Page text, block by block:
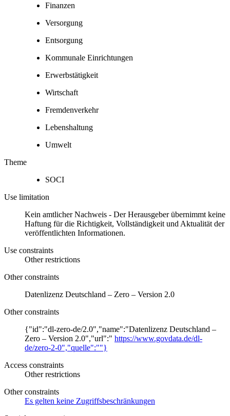
Finanzen
Versorgung
Entsorgung
Kommunale Einrichtungen
Erwerbstätigkeit
Wirtschaft
Fremdenverkehr
Lebenshaltung
Umwelt
Theme
SOCI
Use limitation
Kein amtlicher Nachweis - Der Herausgeber übernimmt keine
Haftung für die Richtigkeit, Vollständigkeit und Aktualität der
veröffentlichten Informationen.
Use constraints
Other restrictions
Other constraints
Datenlizenz Deutschland – Zero – Version 2.0
Other constraints
{"id":"dl-zero-de/2.0","name":"Datenlizenz Deutschland –
Zero – Version 2.0","url":" https://www.govdata.de/dl-
de/zero-2-0","quelle":""}
Access constraints
Other restrictions
Other constraints
Es gelten keine Zugriffsbeschränkungen